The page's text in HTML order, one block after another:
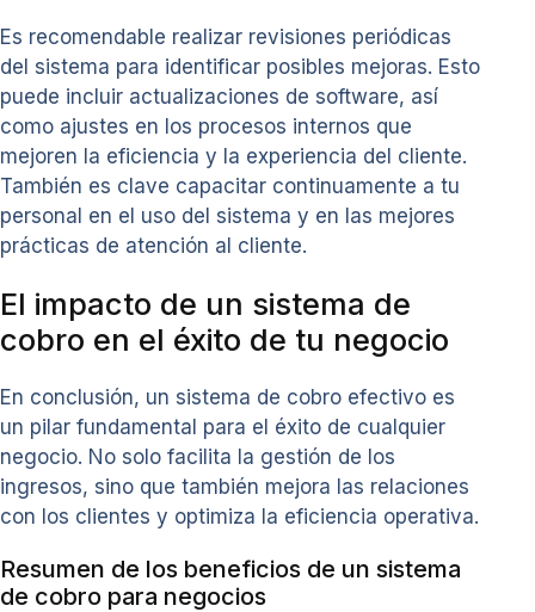
Es recomendable realizar revisiones periódicas
del sistema para identificar posibles mejoras. Esto
puede incluir actualizaciones de software, así
como ajustes en los procesos internos que
mejoren la eficiencia y la experiencia del cliente.
También es clave capacitar continuamente a tu
personal en el uso del sistema y en las mejores
prácticas de atención al cliente.
El impacto de un sistema de
cobro en el éxito de tu negocio
En conclusión, un sistema de cobro efectivo es
un pilar fundamental para el éxito de cualquier
negocio. No solo facilita la gestión de los
ingresos, sino que también mejora las relaciones
con los clientes y optimiza la eficiencia operativa.
Resumen de los beneficios de un sistema
de cobro para negocios